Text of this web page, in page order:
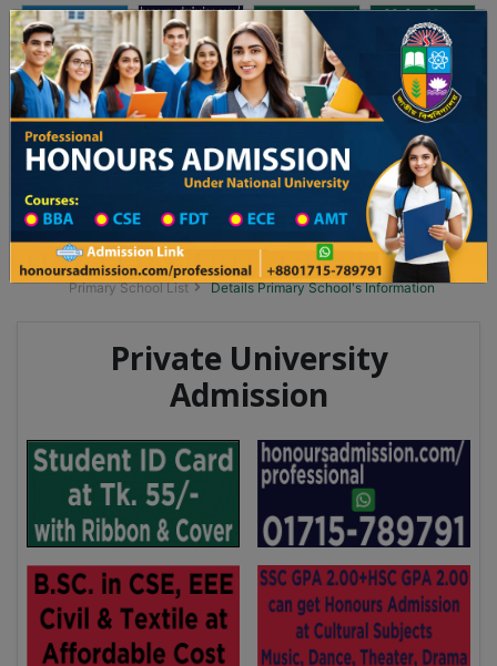
Toggle navigation অনার্স ভর্তি প্রফেশনাল অনার্স
Updates
বর্ষের ভর্তি আবেদন বিজ্ঞপ্তি ঢাকা বিশ্ববিদ্যালয় ২০২৫-২৬ শিক্ষাবর্ষে আন্ডারগ্র্যাজুয়েট প্রোগ্রামে ভর্তি
Division List
Primary School District Wise
Primary School in উলিপুর
Primary School List
Details Primary School's Information
Private University
Admission